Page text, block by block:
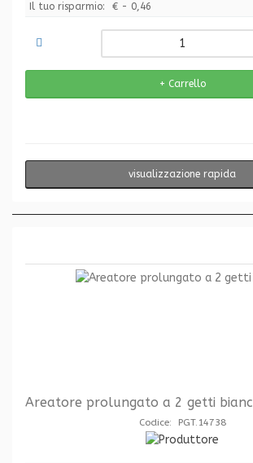
Il tuo risparmio: € - 0,46
visualizzazione rapida
Areatore prolungato a 2 getti
Codice: PGT.14738